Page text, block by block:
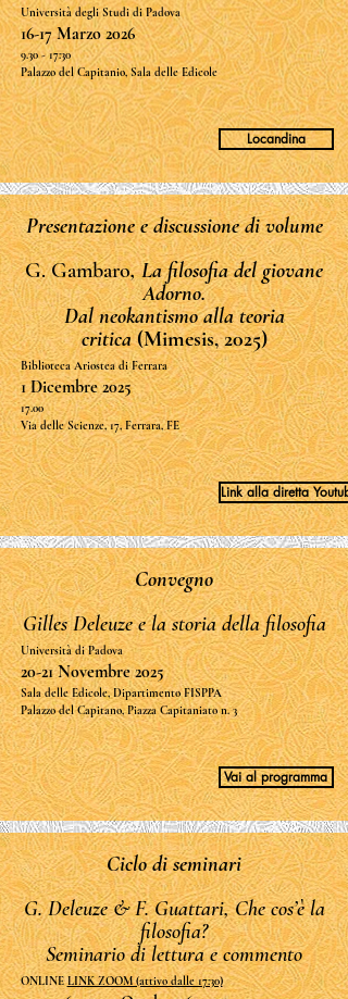
Università degli Studi di Padova
16-17 Marzo 2026
9.30 - 17:30
Palazzo del Capitanio, Sala delle Edicole
Locandina
Presentazione e discussione di volume
G. Gambaro, La filosofia del giovane
Adorno.
Dal neokantismo alla teoria
critica(Mimesis, 2025)
Biblioteca Ariostea di Ferrara
1 Dicembre 2025
17.00
Via delle Scienze, 17, Ferrara, FE
Link alla diretta Youtube
Convegno
Gilles Deleuze e la storia della filosofia
Università di Padova
20-21 Novembre 2025
Sala delle Edicole, Dipartimento FISPPA
Palazzo del Capitano, Piazza Capitaniato n. 3
Vai al programma
Ciclo di seminari
G. Deleuze & F. Guattari, Che cos’è la
filosofia?
Seminario di lettura e commento
ONLINELINK ZOOM (attivo dalle 17:30)